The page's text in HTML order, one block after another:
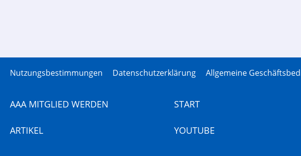
Nutzungsbestimmungen Datenschutzerklärung Allgemeine
AAA MITGLIED WERDEN START
ARTIKEL YOUTUBE